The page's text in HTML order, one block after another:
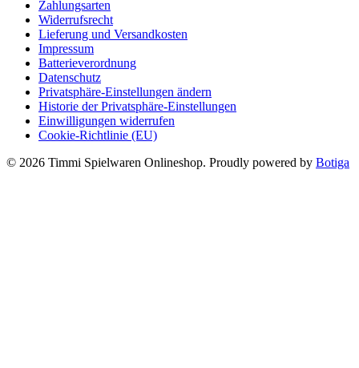
Zahlungsarten
Widerrufsrecht
Lieferung und Versandkosten
Impressum
Batterieverordnung
Datenschutz
Privatsphäre-Einstellungen ändern
Historie der Privatsphäre-Einstellungen
Einwilligungen widerrufen
Cookie-Richtlinie (EU)
© 2026 Timmi Spielwaren Onlineshop. Proudly powered by Botiga